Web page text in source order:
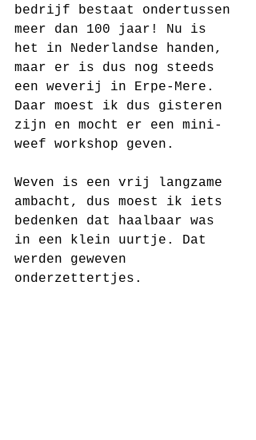
bedrijf bestaat ondertussen
meer dan 100 jaar! Nu is
het in Nederlandse handen,
maar er is dus nog steeds
een weverij in Erpe-Mere.
Daar moest ik dus gisteren
zijn en mocht er een mini-
weef workshop geven.
Weven is een vrij langzame
ambacht, dus moest ik iets
bedenken dat haalbaar was
in een klein uurtje. Dat
werden geweven
onderzettertjes.